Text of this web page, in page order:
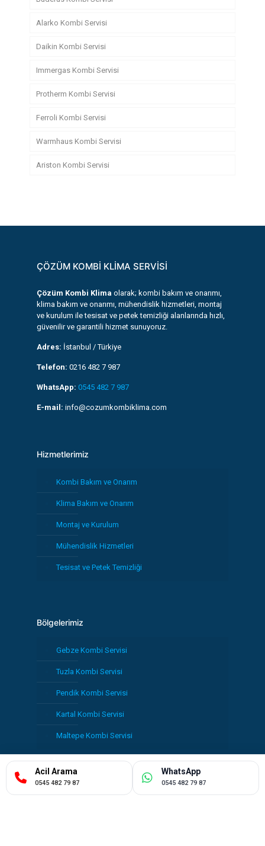
Alarko Kombi Servisi
Daikin Kombi Servisi
Immergas Kombi Servisi
Protherm Kombi Servisi
Ferroli Kombi Servisi
Warmhaus Kombi Servisi
Ariston Kombi Servisi
ÇÖZÜM KOMBİ KLİMA SERVİSİ
Çözüm Kombi Klima olarak; kombi bakım ve onarımı,
klima bakım ve onarımı, mühendislik hizmetleri, montaj
ve kurulum ile tesisat ve petek temizliği alanlarında hızlı,
güvenilir ve garantili hizmet sunuyoruz.
Adres: İstanbul / Türkiye
Telefon: 0216 482 7 987
WhatsApp: 0545 482 7 987
E-mail: info@cozumkombiklima.com
Hizmetlerimiz
Kombi Bakım ve Onarım
Klima Bakım ve Onarım
Montaj ve Kurulum
Mühendislik Hizmetleri
Tesisat ve Petek Temizliği
Bölgelerimiz
Gebze Kombi Servisi
Tuzla Kombi Servisi
Pendik Kombi Servisi
Kartal Kombi Servisi
Maltepe Kombi Servisi
Acil Arama
0545 482 79 87
WhatsApp
0545 482 79 87